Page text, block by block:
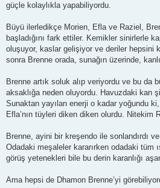
güçle kolaylıkla yapabiliyordu.
Büyü ilerledikçe Morien, Efla ve Raziel,
başladığını fark ettiler. Kemikler sinirlerle
oluşuyor, kaslar gelişiyor ve deriler hepsini
sonra Brenne orada, sunağın üzerinde,
Brenne artık soluk alıp veriyordu ve bu da
aksaklığa neden oluyordu. Havuzdaki kan
Sunaktan yayılan enerji o kadar yoğundu
Efla’nın tüyleri diken diken olurdu. Nitekim
Brenne, ayini bir kreşendo ile sonlandırdı
Odadaki meşaleler kararırken odadaki tüm
görüş yetenekleri bile bu derin karanlığı
Ama hepsi de Dhamon Brenne’yi